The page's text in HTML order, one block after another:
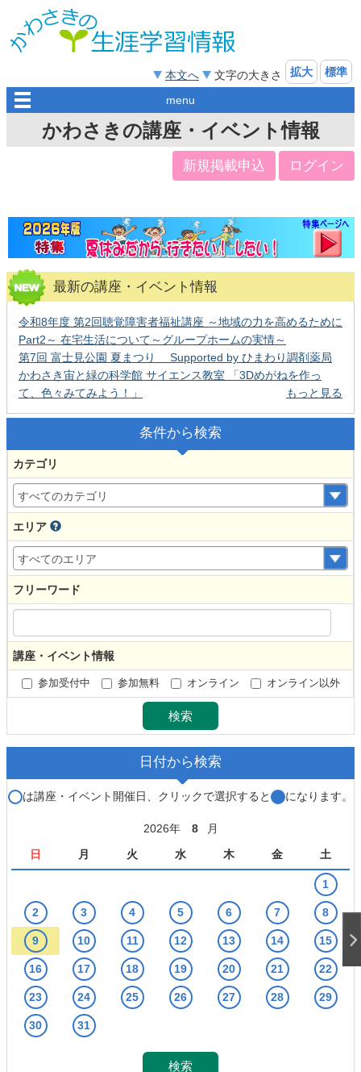
本文へ 文字の大きさ 拡大 標準
menu
かわさきの講座・イベント情報
新規掲載申込 ログイン
最新の講座・イベント情報
令和8年度 第2回聴覚障害者福祉講座 ～地域の力を高めるために
Part2～ 在宅生活について～グループホームの実情～
第7回 富士見公園 夏まつり Supported by ひまわり調剤薬局
かわさき宙と緑の科学館 サイエンス教室 「3Dめがねを作っ
て、色々みてみよう！」
もっと見る
条件から検索
カテゴリ
エリア
フリーワード
講座・イベント情報
参加受付中 参加無料 オンライン オンライン以外
日付から検索
○
は講座・イベント開催日、クリックで選択すると● になります。
2026年 8
月
日
月 火 水 木 金 土
1
2 3 4 5 6 7 8
9 10 11 12 13 14 15
16 17 18 19 20 21 22
23 24 25 26 27 28 29
30 31